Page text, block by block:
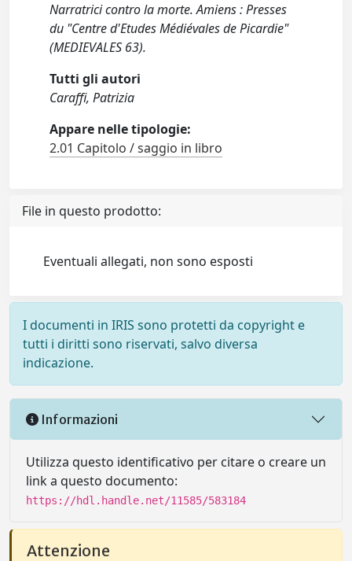
Narratrici contro la morte. Amiens : Presses
du "Centre d'Etudes Médiévales de Picardie"
(MEDIEVALES 63).
Tutti gli autori
Caraffi, Patrizia
Appare nelle tipologie:
2.01 Capitolo / saggio in libro
File in questo prodotto:
Eventuali allegati, non sono esposti
I documenti in IRIS sono protetti da copyright e
tutti i diritti sono riservati, salvo diversa
indicazione.
Informazioni
Utilizza questo identificativo per citare o creare un
link a questo documento:
https://hdl.handle.net/11585/583184
Attenzione